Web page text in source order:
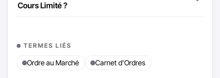
Cours Limité ?
TERMES LIÉS
Ordre au Marché Carnet d'Ordres